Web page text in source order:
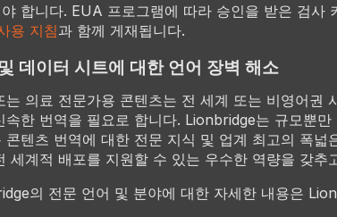
합니다. EUA 프로그램에 따라 승인을 받은 검사
용 지침과 함께 게재됩니다.
데이터 시트에 대한 언어 장벽 해소
는 의료 전문가용 콘텐츠는 전 세계 또는 비영어권
속한 번역을 필요로 합니다. Lionbridge는 규모뿐
콘텐츠 번역에 대한 전문 지식 및 업계 최고의 폭넓
세계적 배포를 지원할 수 있는 우수한 역량을 갖추
의 전문 언어 및 분야에 대한 자세한 내용은